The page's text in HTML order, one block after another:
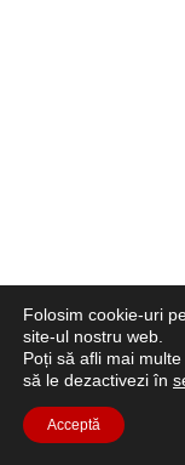
Folosim cookie-uri
site-ul nostru web.
Poți să afli mai
să le dezactivezi în
Acceptă